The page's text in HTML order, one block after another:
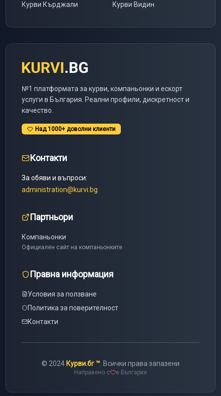
Курви Кърджали Курви Видин
№1 платформата за курви, компаньонки и ескорт
услуги в България. Реални профили, дискретност и
качество.
Над 1000+ доволни клиенти
Контакти
За обяви и въпроси:
administration@kurvi.bg
Партньори
Компаньонки
Официален сайт на компаньонките
Правна информация
Условия за ползване
Политика за поверителност
Контакти
© 2024 Курви.бг ™. Всички права запазени
Направено с в България